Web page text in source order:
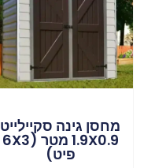
מחסן גינה סקיילייט
1.9X0.9 מטר (6X3
פיט)